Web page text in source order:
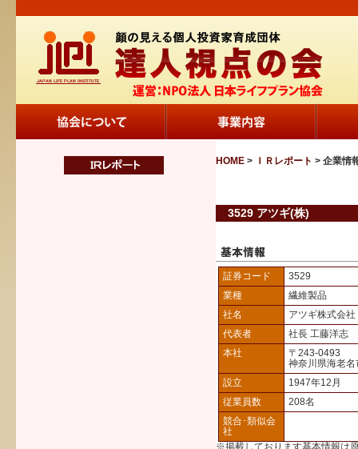
HOME > ＩＲレポート > 企業情
3529 アツギ(株)
証券コード
3529
業種
繊維製品
社名
アツギ株式会社
代表者
社長 工藤洋志
本社
〒243-0493
神奈川県海老
設立
1947年12月
従業員数
208名
競合･類似会
社
※掲載しております基本情報は